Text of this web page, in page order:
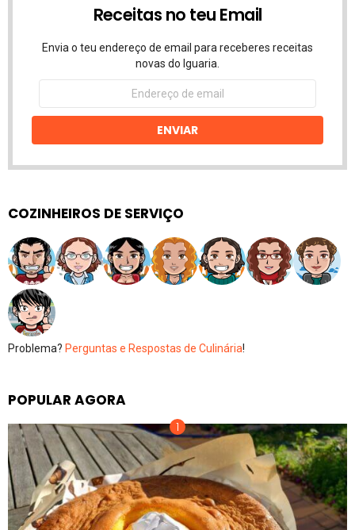
Receitas no teu Email
Envia o teu endereço de email para receberes receitas
novas do Iguaria.
Endereço
email
ENVIAR
COZINHEIROS DE SERVIÇO
Problema? Perguntas e Respostas de Culinária!
POPULAR AGORA